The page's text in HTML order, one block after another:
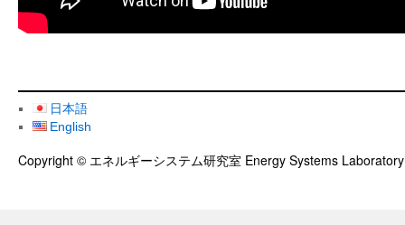
日本語
English
Copyright © エネルギーシステム研究室 Energy Systems